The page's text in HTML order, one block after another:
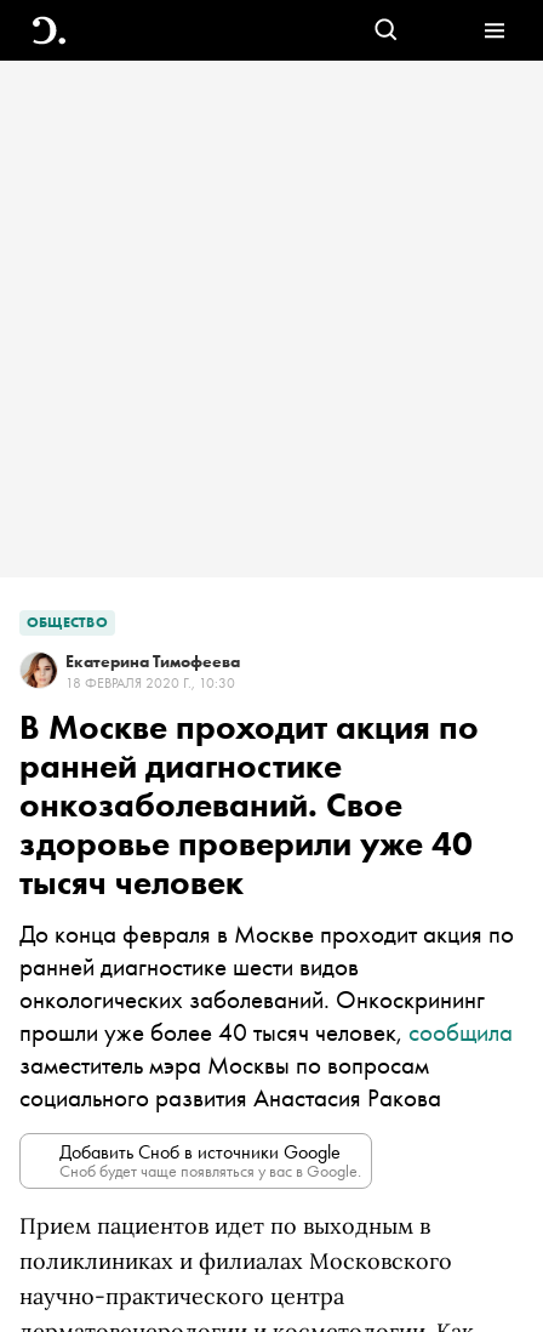
ОБЩЕСТВО
Екатерина Тимофеева
18 ФЕВРАЛЯ 2020 Г., 10:30
В Москве проходит акция по
ранней диагностике
онкозаболеваний. Свое
здоровье проверили уже 40
тысяч человек
До конца февраля в Москве проходит акция по
ранней диагностике шести видов
онкологических заболеваний. Онкоскрининг
прошли уже более 40 тысяч человек, сообщила
заместитель мэра Москвы по вопросам
социального развития Анастасия Ракова
Добавить Сноб в источники Google
Сноб будет чаще появляться у вас в Google.
Прием пациентов идет по выходным в
поликлиниках и филиалах Московского
научно-практического центра